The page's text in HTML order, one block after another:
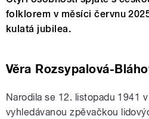
folklorem v měsíci červnu
kulatá jubilea.
Věra Rozsypalová-
Narodila se 12. listopadu 1941
vyhledávanou zpěvačkou